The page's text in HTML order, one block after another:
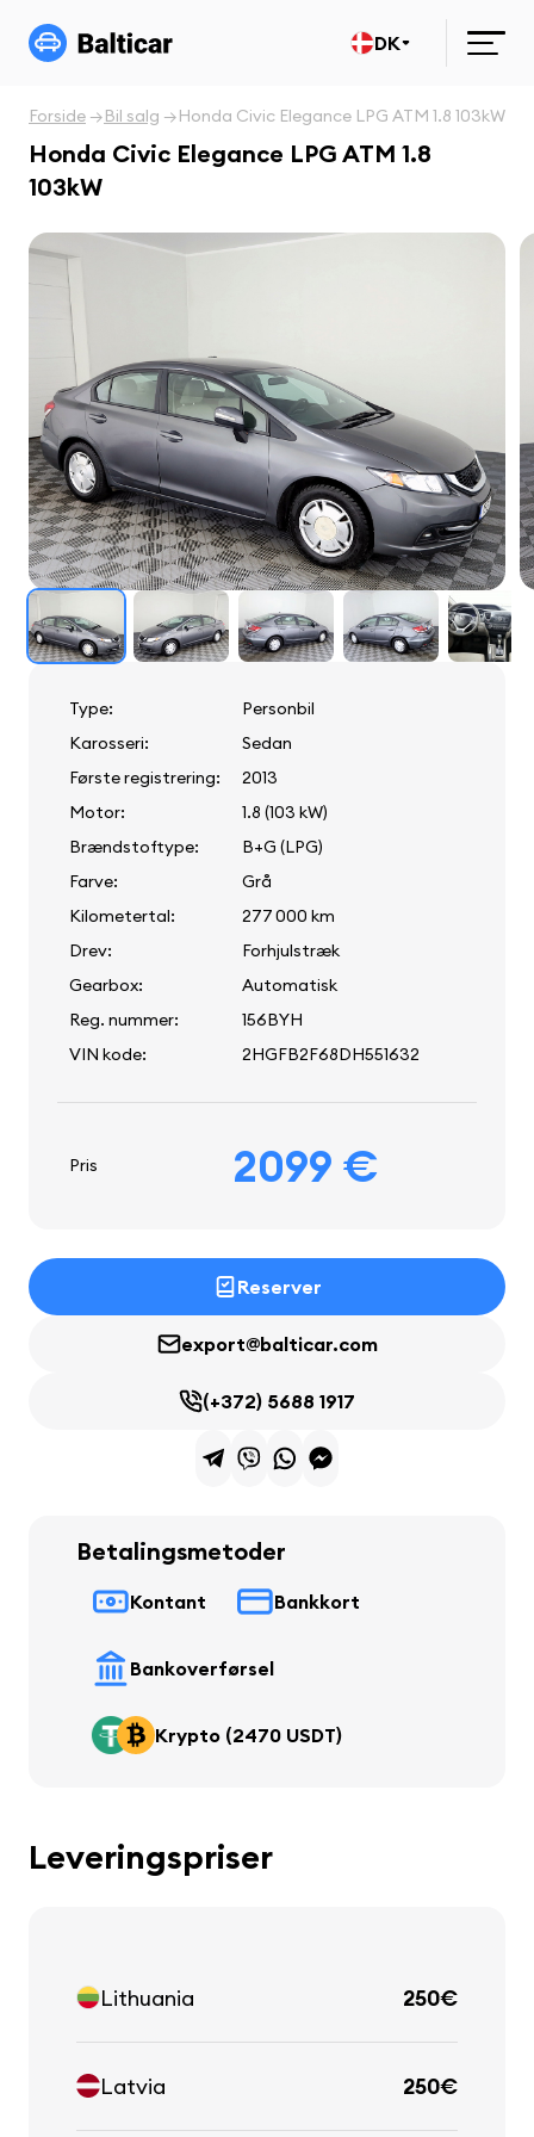
DK
Forside Bil salg Honda Civic Elegance LPG ATM 1.8 103kW
Honda Civic Elegance LPG ATM 1.8
103kW
Type:
Personbil
Karosseri:
Sedan
Første registrering:
2013
Motor:
1.8 (103 kW)
Brændstoftype:
B+G (LPG)
Farve:
Grå
Kilometertal:
277 000 km
Drev:
Forhjulstræk
Gearbox:
Automatisk
Reg. nummer:
156BYH
VIN kode:
2HGFB2F68DH551632
Pris 2099 €
Reserver
export@balticar.com
(+372) 5688 1917
Betalingsmetoder
Kontant Bankkort
Bankoverførsel
Krypto (2470 USDT)
Leveringspriser
Lithuania 250€
Latvia 250€